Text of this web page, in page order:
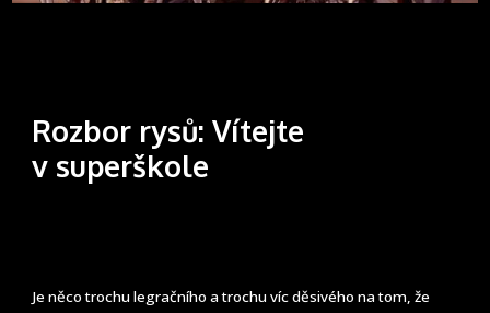
Rozbor rysů: Vítejte
v superškole
Je něco trochu legračního a trochu víc děsivého na tom, že